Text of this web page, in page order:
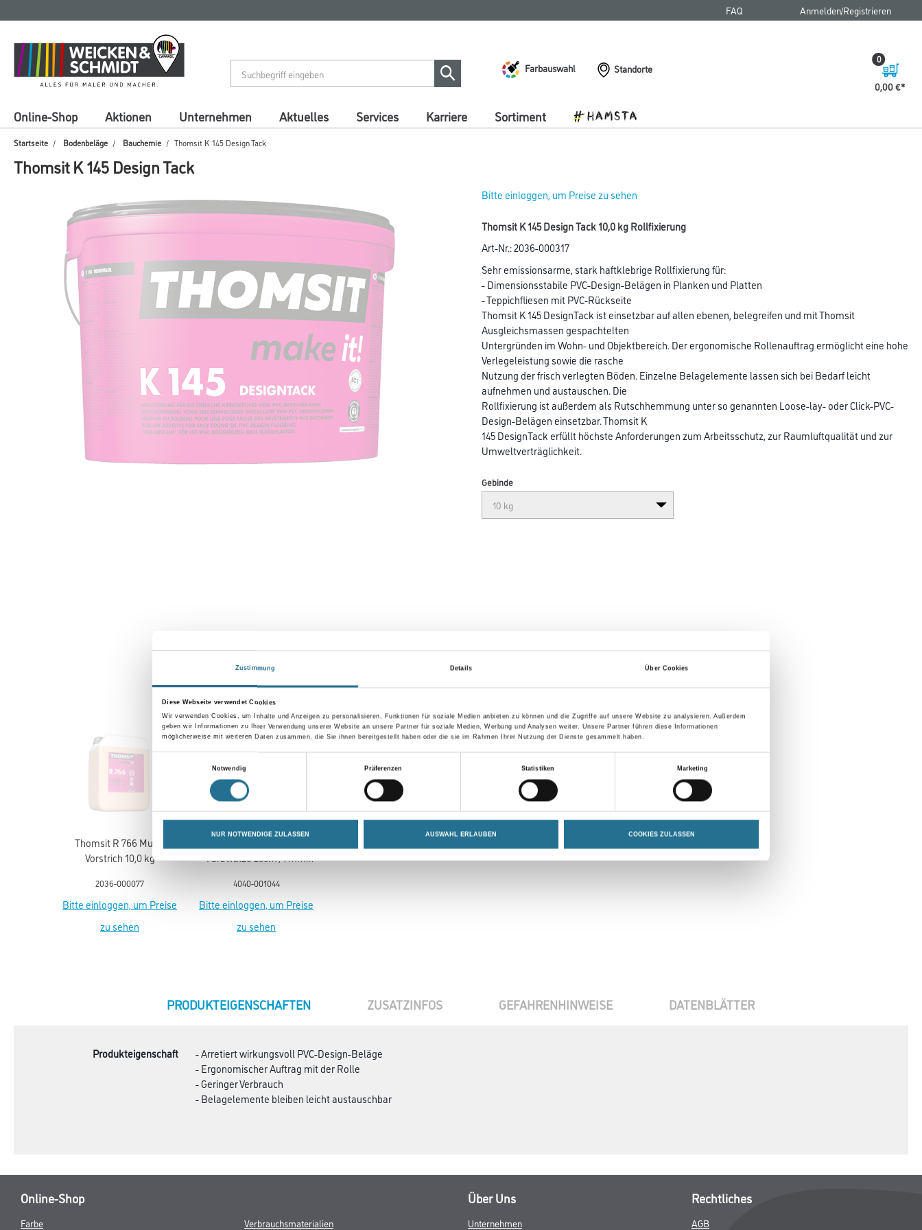
Zustimmung Details Über Cookies
Diese Webseite verwendet Cookies
Wir verwenden Cookies, um Inhalte und Anzeigen zu personalisieren, Funktionen für soziale Medien anbieten zu können und die Zugriffe auf unsere Website zu analysieren. Außerdem
geben wir Informationen zu Ihrer Verwendung unserer Website an unsere Partner für soziale Medien, Werbung und Analysen weiter. Unsere Partner führen diese Informationen
möglicherweise mit weiteren Daten zusammen, die Sie ihnen bereitgestellt haben oder die sie im Rahmen Ihrer Nutzung der Dienste gesammelt haben.
Notwendig
Präferenzen Statistiken Marketing
NUR NOTWENDIGE ZULASSEN AUSWAHL ERLAUBEN COOKIES ZULASSEN
springen
springen
FAQ Anmelden/Registrieren
Farbauswahl
Standorte
0,00 €
0
Online-Shop Aktionen Unternehmen Aktuelles Services Karriere Sortiment
Startseite Bodenbeläge Bauchemie Thomsit K 145 Design Tack
Thomsit K 145 Design Tack
Bitte einloggen, um Preise zu sehen
Thomsit K 145 Design Tack 10,0 kg Rollfixierung
Art-Nr.:2036-000317
Sehr emissionsarme, stark haftklebrige Rollfixierung für:
- Dimensionsstabile PVC-Design-Belägen in Planken und Platten
- Teppichfliesen mit PVC-Rückseite
Thomsit K 145 DesignTack ist einsetzbar auf allen ebenen, belegreifen und mit Thomsit
Ausgleichsmassen gespachtelten
Untergründen im Wohn- und Objektbereich. Der ergonomische Rollenauftrag ermöglicht eine hohe
Verlegeleistung sowie die rasche
Nutzung der frisch verlegten Böden. Einzelne Belagelemente lassen sich bei Bedarf leicht
aufnehmen und austauschen. Die
Rollfixierung ist außerdem als Rutschhemmung unter so genannten Loose-lay- oder Click-PVC-
Design-Belägen einsetzbar. Thomsit K
145 DesignTack erfüllt höchste Anforderungen zum Arbeitsschutz, zur Raumluft­qualität und zur
Umweltverträglichkeit.
Gebinde
Thomsit R 766 Multi-
Vorstrich 10,0 kg
2036-000077
Bitte einloggen, um Preise
zu sehen
Farbwalze 25cm / 7mm
4040-001044
Bitte einloggen, um Preise
zu sehen
CURRENT
PRODUKTEIGENSCHAFTEN ZUSATZINFOS GEFAHRENHINWEISE DATENBLÄTTER
Produkteigenschaft
- Arretiert wirkungsvoll PVC-Design-Beläge
- Ergonomischer Auftrag mit der Rolle
- Geringer Verbrauch
- Belagelemente bleiben leicht austauschbar
Online-Shop
Farbe Verbrauchsmaterialien
Über Uns
Unternehmen
Rechtliches
AGB